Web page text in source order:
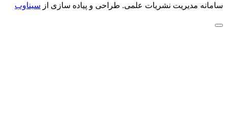
سامانه مدیریت نشریات علمی. طراحی و پیاده سازی از سیناوب